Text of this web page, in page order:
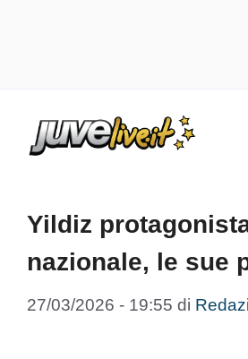
Yildiz
nazionale, le sue
27/03/2026 - 19:55 di